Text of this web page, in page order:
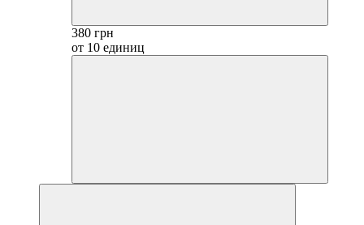
380 грн
от 10 единиц